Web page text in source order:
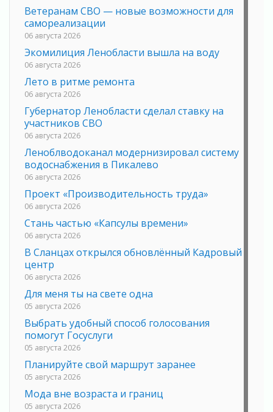
Ветеранам СВО — новые возможности для
самореализации
06 августа 2026
Экомилиция Ленобласти вышла на воду
06 августа 2026
Лето в ритме ремонта
06 августа 2026
Губернатор Ленобласти сделал ставку на
участников СВО
06 августа 2026
Леноблводоканал модернизировал систему
водоснабжения в Пикалево
06 августа 2026
Проект «Производительность труда»
06 августа 2026
Стань частью «Капсулы времени»
06 августа 2026
В Сланцах открылся обновлённый Кадровый
центр
06 августа 2026
Для меня ты на свете одна
05 августа 2026
Выбрать удобный способ голосования
помогут Госуслуги
05 августа 2026
Планируйте свой маршрут заранее
05 августа 2026
Мода вне возраста и границ
05 августа 2026